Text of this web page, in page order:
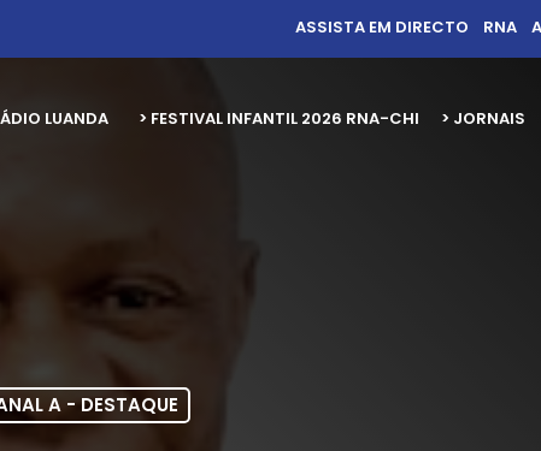
ASSISTA EM DIRECTO RNA
LUANDA > FESTIVAL INFANTIL 2026 RNA-CHITOTOLO 30
> JORNAIS
A - DESTAQUE